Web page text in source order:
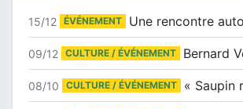
15/12 ÉVÉNEMENT
09/12 CULTURE / ÉVÉNEMENT
08/10 CULTURE / ÉVÉNEMENT